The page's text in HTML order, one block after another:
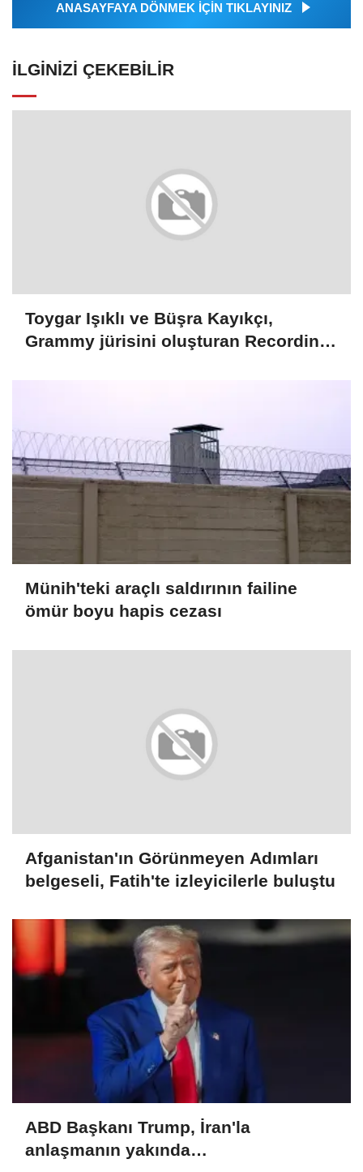
ANASAYFAYA DÖNMEK İÇİN TIKLAYINIZ
İLGINIZI ÇEKEBILIR
Toygar Işıklı ve Büşra Kayıkçı,
Grammy jürisini oluşturan Recording
Münih'teki araçlı saldırının failine
ömür boyu hapis cezası
Afganistan'ın Görünmeyen Adımları
belgeseli, Fatih'te izleyicilerle buluştu
ABD Başkanı Trump, İran'la
anlaşmanın yakında